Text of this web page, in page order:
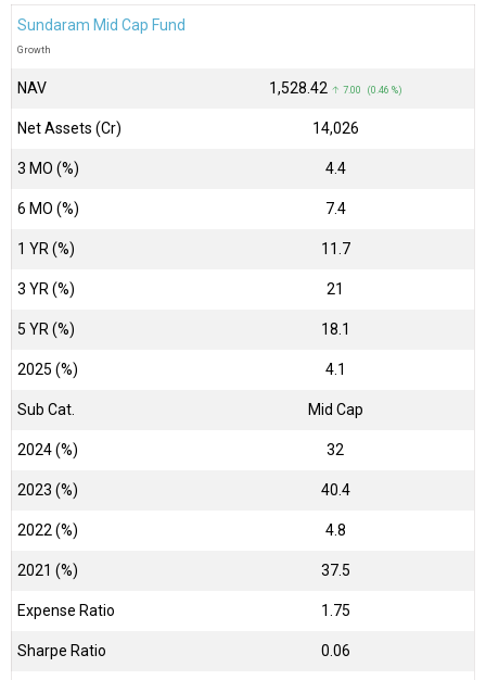
Sundaram Mid Cap Fund
Growth
NAV ₹1,528.42 ↑ 7.00 (0.46 %)
Net Assets (Cr) ₹14,026
3 MO (%) 4.4
6 MO (%) 7.4
1 YR (%) 11.7
3 YR (%) 21
5 YR (%) 18.1
2025 (%) 4.1
Sub Cat. Mid Cap
2024 (%) 32
2023 (%) 40.4
2022 (%) 4.8
2021 (%) 37.5
Expense Ratio 1.75
Sharpe Ratio 0.06